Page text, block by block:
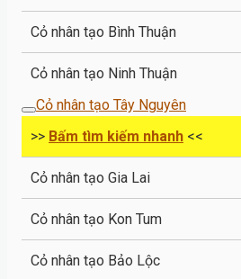
Cỏ nhân tạo Bình Thuận
Cỏ nhân tạo Ninh Thuận
Cỏ nhân tạo Tây Nguyên
>> Bấm tìm kiếm nhanh <<
Cỏ nhân tạo Gia Lai
Cỏ nhân tạo Kon Tum
Cỏ nhân tạo Bảo Lộc